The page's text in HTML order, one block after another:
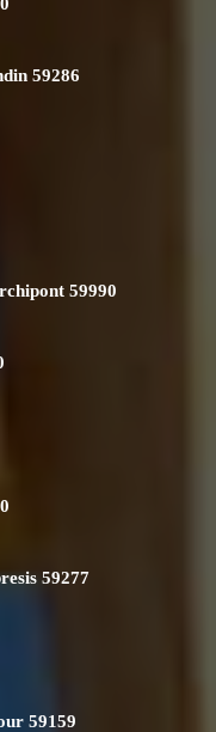
59286
59990
59277
59159